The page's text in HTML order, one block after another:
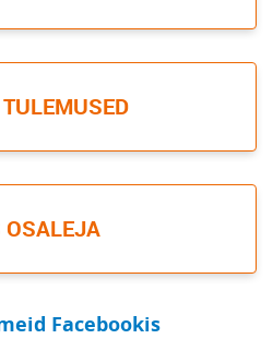
OSALEJA
Facebookis